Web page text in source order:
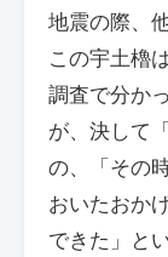
地震の際、
この宇土櫓
調査で分か
が、決して
の、「その
おいたおか
できた」と